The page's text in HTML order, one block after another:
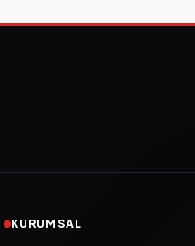
KURUMSAL